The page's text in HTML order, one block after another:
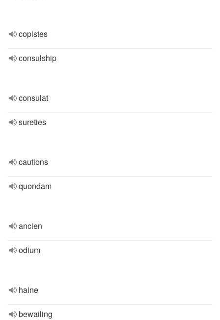
copistes
consulship
consulat
sureties
cautions
quondam
ancien
odium
haine
bewailing